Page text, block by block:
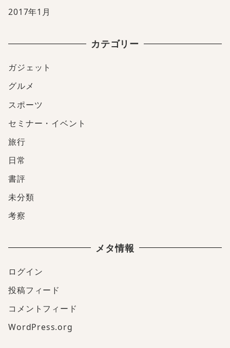
2017年1月
カテゴリー
ガジェット
グルメ
スポーツ
セミナー・イベント
旅行
日常
書評
未分類
考察
メタ情報
ログイン
投稿フィード
コメントフィード
WordPress.org